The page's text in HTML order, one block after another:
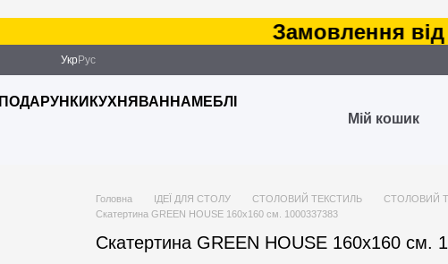
Замовлення від
Укр Рус
ПОДАРУНКИ КУХНЯ ВАННА МЕБЛІ
Мій кошик
Головна ІДЕЇ ДЛЯ СТОЛУ СТОЛОВИЙ ТЕКСТИЛЬ
СТОЛОВИЙ
Скатертина GREEN HOUSE 160х160 см. 1000337383
Скатертина GREEN HOUSE 160х160 см.